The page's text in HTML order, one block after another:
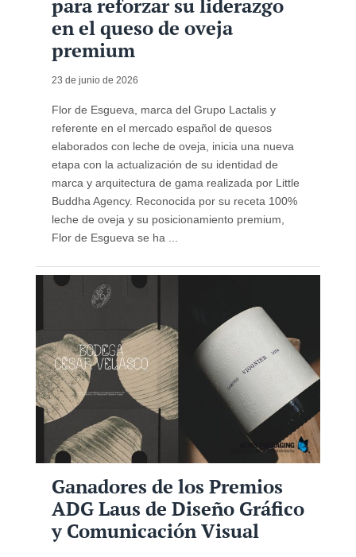
para reforzar su liderazgo
en el queso de oveja
premium
23 de junio de 2026
Flor de Esgueva, marca del Grupo Lactalis y
referente en el mercado español de quesos
elaborados con leche de oveja, inicia una nueva
etapa con la actualización de su identidad de
marca y arquitectura de gama realizada por Little
Buddha Agency. Reconocida por su receta 100%
leche de oveja y su posicionamiento premium,
Flor de Esgueva se ha ...
Ganadores de los Premios
ADG Laus de Diseño Gráfico
y Comunicación Visual